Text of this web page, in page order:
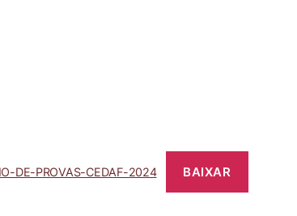
DE-PROVAS-CEDAF-2024 BAIXAR